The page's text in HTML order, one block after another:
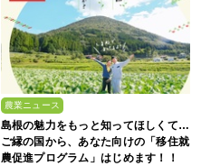
農業ニュース
島根の魅力をもっと知ってほしくて…
ご縁の国から、あなた向けの「移住就
農促進プログラム」はじめます！！